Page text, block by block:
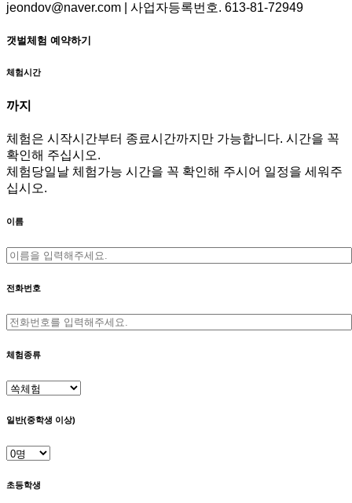
jeondov@naver.com | 사업자등록번호. 613-81-72949
갯벌체험 예약하기
체험시간
까지
체험은 시작시간부터 종료시간까지만 가능합니다. 시간을 꼭
확인해 주십시오.
체험당일날 체험가능 시간을 꼭 확인해 주시어 일정을 세워주
십시오.
이름
전화번호
체험종류
일반(중학생 이상)
초등학생